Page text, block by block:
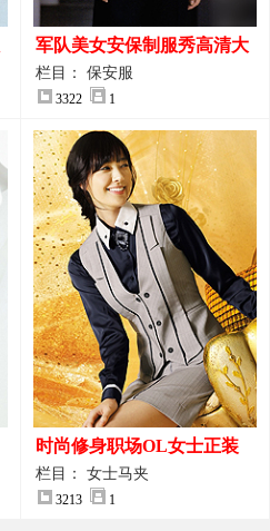
军队美女安保制服秀高清大
图
栏目： 保安服
3322 1
时尚修身职场OL女士正装
马甲拍摄大图
栏目： 女士马夹
3213 1